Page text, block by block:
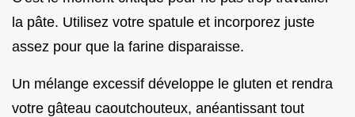
la pâte. Utilisez votre spatule et incorporez juste
assez pour que la farine disparaisse.
Un mélange excessif développe le gluten et rendra
votre gâteau caoutchouteux, anéantissant tout